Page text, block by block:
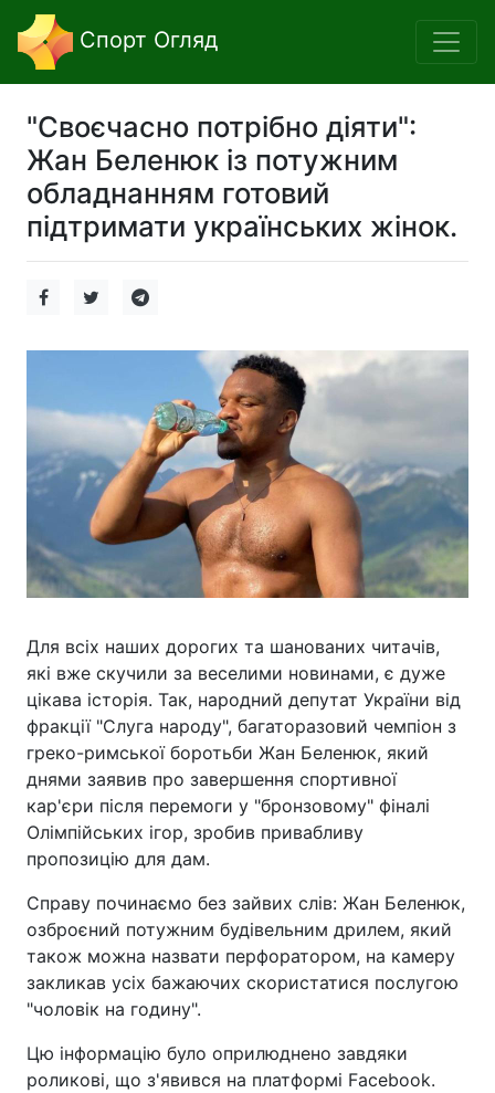
Спорт Огляд
"Своєчасно потрібно діяти":
Жан Беленюк із потужним
обладнанням готовий
підтримати українських жінок.
Для всіх наших дорогих та шанованих читачів,
які вже скучили за веселими новинами, є дуже
цікава історія. Так, народний депутат України від
фракції "Слуга народу", багаторазовий чемпіон з
греко-римської боротьби Жан Беленюк, який
днями заявив про завершення спортивної
кар'єри після перемоги у "бронзовому" фіналі
Олімпійських ігор, зробив привабливу
пропозицію для дам.
Справу починаємо без зайвих слів: Жан Беленюк,
озброєний потужним будівельним дрилем, який
також можна назвати перфоратором, на камеру
закликав усіх бажаючих скористатися послугою
"чоловік на годину".
Цю інформацію було оприлюднено завдяки
роликові, що з'явився на платформі Facebook.